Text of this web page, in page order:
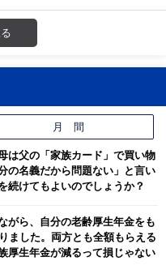
月 間
は父の「家族カード」で買い物
の名義だから問題ない」と言い
続けてもよいのでしょうか？
がら、自分の老齢厚生年金をも
ました。両方とも全額もらえる
厚生年金が減るって損じゃない